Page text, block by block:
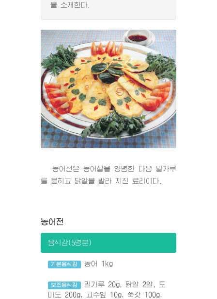
을 소개한다.
농어전은 농어살을 양념한 다음 밀가루
를 묻히고 닭알을 발라 지진 료리이다.
농어전
음식감(5명분)
기본음식감 농어 1kg
보조음식감
밀가루 20g, 닭알 2알, 도
마도 200g, 고수잎 10g, 쑥갓 100g,